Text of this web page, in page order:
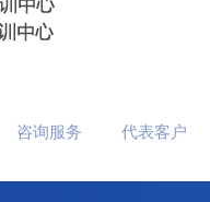
咨询服务 代表客户